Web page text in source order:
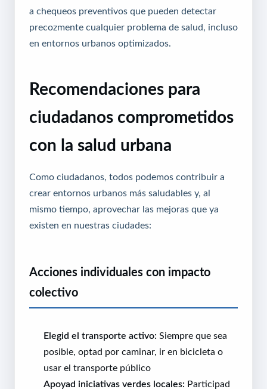
a chequeos preventivos que pueden detectar
precozmente cualquier problema de salud, incluso
en entornos urbanos optimizados.
Recomendaciones para
ciudadanos comprometidos
con la salud urbana
Como ciudadanos, todos podemos contribuir a
crear entornos urbanos más saludables y, al
mismo tiempo, aprovechar las mejoras que ya
existen en nuestras ciudades:
Acciones individuales con impacto
colectivo
Elegid el transporte activo: Siempre que sea
posible, optad por caminar, ir en bicicleta o
usar el transporte público
Apoyad iniciativas verdes locales: Participad